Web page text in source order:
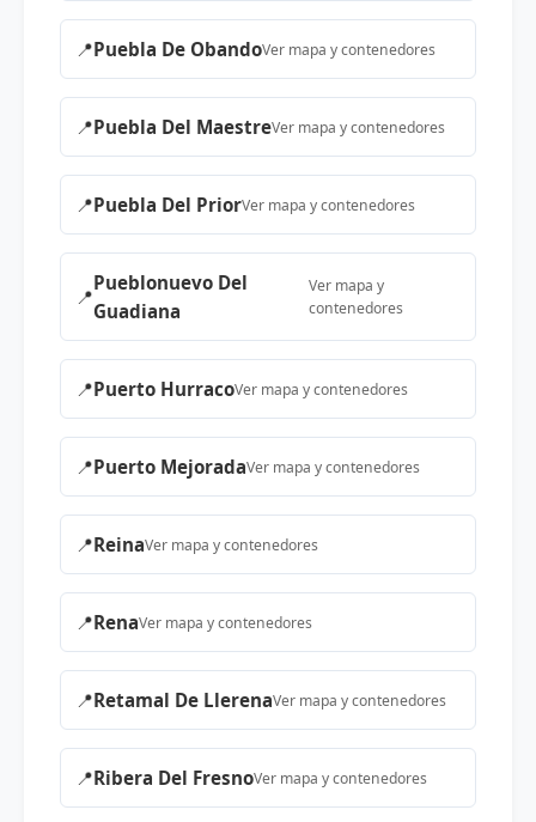
📍Puebla De ObandoVer mapa y contenedores
📍Puebla Del MaestreVer mapa y contenedores
📍Puebla Del PriorVer mapa y contenedores
📍
Pueblonuevo Del
Guadiana
Ver mapa y
contenedores
📍Puerto HurracoVer mapa y contenedores
📍Puerto MejoradaVer mapa y contenedores
📍ReinaVer mapa y contenedores
📍RenaVer mapa y contenedores
📍Retamal De LlerenaVer mapa y contenedores
📍Ribera Del FresnoVer mapa y contenedores